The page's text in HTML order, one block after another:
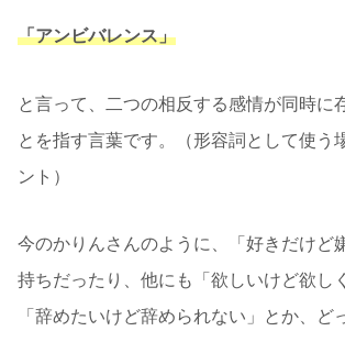
「アンビバレンス」
と言って、二つの相反する感情が同時に
とを指す言葉です。（形容詞として使う
ント）
今のかりんさんのように、「好きだけど
持ちだったり、他にも「欲しいけど欲し
「辞めたいけど辞められない」とか、ど